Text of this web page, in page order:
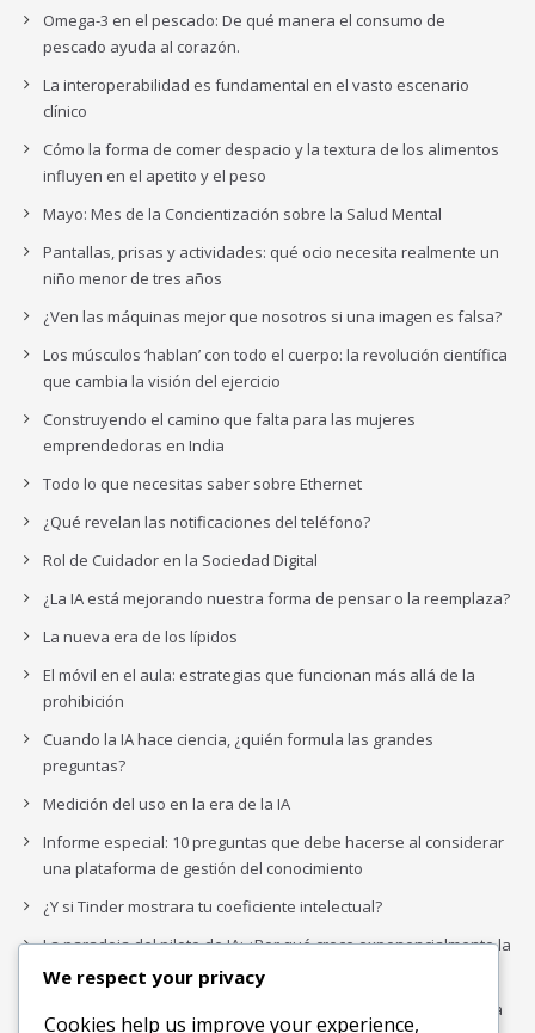
Omega-3 en el pescado: De qué manera el consumo de
pescado ayuda al corazón.
La interoperabilidad es fundamental en el vasto escenario
clínico
Cómo la forma de comer despacio y la textura de los alimentos
influyen en el apetito y el peso
Mayo: Mes de la Concientización sobre la Salud Mental
Pantallas, prisas y actividades: qué ocio necesita realmente un
niño menor de tres años
¿Ven las máquinas mejor que nosotros si una imagen es falsa?
Los músculos ‘hablan’ con todo el cuerpo: la revolución científica
que cambia la visión del ejercicio
Construyendo el camino que falta para las mujeres
emprendedoras en India
Todo lo que necesitas saber sobre Ethernet
¿Qué revelan las notificaciones del teléfono?
Rol de Cuidador en la Sociedad Digital
¿La IA está mejorando nuestra forma de pensar o la reemplaza?
La nueva era de los lípidos
El móvil en el aula: estrategias que funcionan más allá de la
prohibición
Cuando la IA hace ciencia, ¿quién formula las grandes
preguntas?
Medición del uso en la era de la IA
Informe especial: 10 preguntas que debe hacerse al considerar
una plataforma de gestión del conocimiento
¿Y si Tinder mostrara tu coeficiente intelectual?
La paradoja del piloto de IA: ¿Por qué crece exponencialmente la
complejidad de la IA empresarial?
Los organigramas de marketing se crearon para los canales. La
We respect your privacy
Cookies help us improve your experience,